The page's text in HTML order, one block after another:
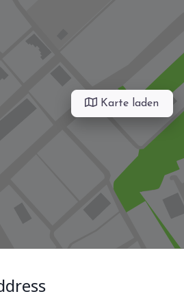
Karte laden